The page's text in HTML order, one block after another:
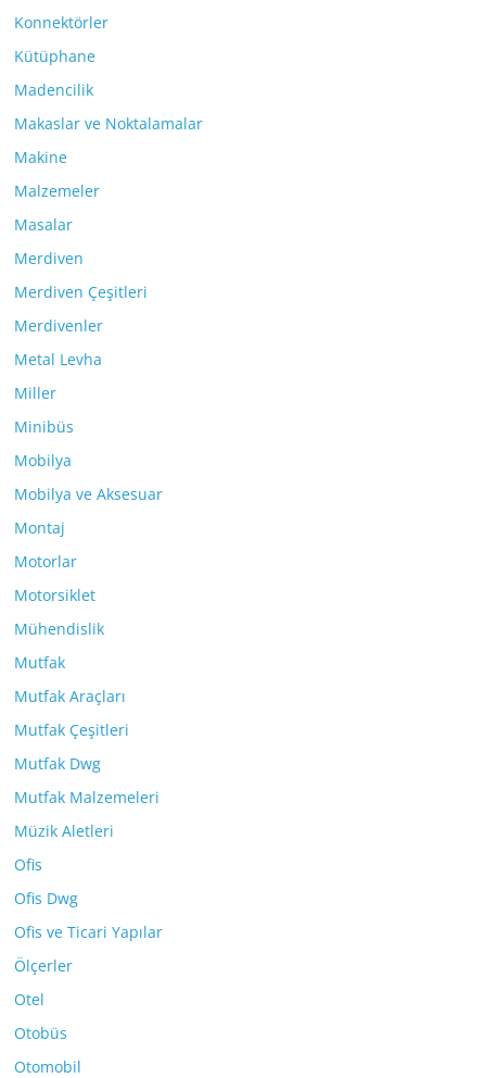
Konnektörler
Kütüphane
Madencilik
Makaslar ve Noktalamalar
Makine
Malzemeler
Masalar
Merdiven
Merdiven Çeşitleri
Merdivenler
Metal Levha
Miller
Minibüs
Mobilya
Mobilya ve Aksesuar
Montaj
Motorlar
Motorsiklet
Mühendislik
Mutfak
Mutfak Araçları
Mutfak Çeşitleri
Mutfak Dwg
Mutfak Malzemeleri
Müzik Aletleri
Ofis
Ofis Dwg
Ofis ve Ticari Yapılar
Ölçerler
Otel
Otobüs
Otomobil